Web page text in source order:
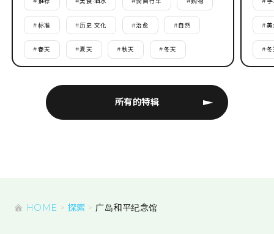
所有的特辑
#标准 #历史·文化 #治愈 #自然
#春天 #夏天 #秋天 #冬天
#美
#冬
HOME 探索 广岛和平纪念馆